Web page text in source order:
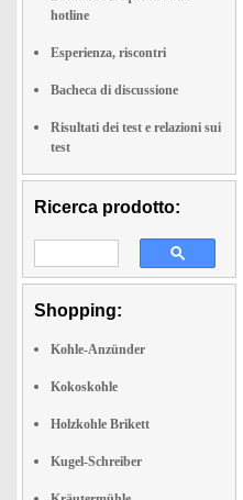
hotline
Esperienza, riscontri
Bacheca di discussione
Risultati dei test e relazioni sui
test
Ricerca prodotto:
Shopping:
Kohle-Anzünder
Kokoskohle
Holzkohle Brikett
Kugel-Schreiber